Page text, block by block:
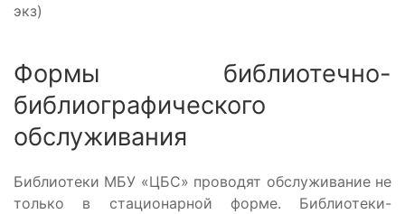
экз)
Формы библиотечно-
библиографического
обслуживания
Библиотеки МБУ «ЦБС» проводят обслуживание не
только в стационарной форме. Библиотеки-